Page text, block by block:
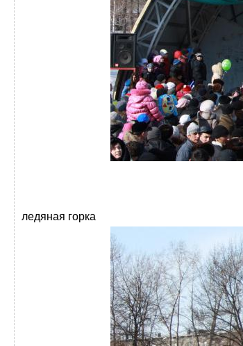
ледяная горка